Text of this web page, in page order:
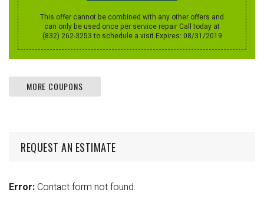
This offer cannot be combined with any other offers and
can only be used once per service repair Call today at
(832) 262-3253 to schedule a visit.Expires: 08/31/2019
MORE COUPONS
REQUEST AN ESTIMATE
Error:Contact form not found.